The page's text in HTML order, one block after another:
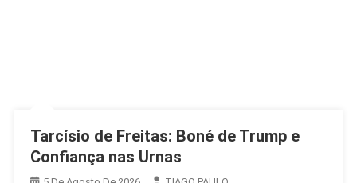
Tarcísio de Freitas: Boné de Trump e
Confiança nas Urnas